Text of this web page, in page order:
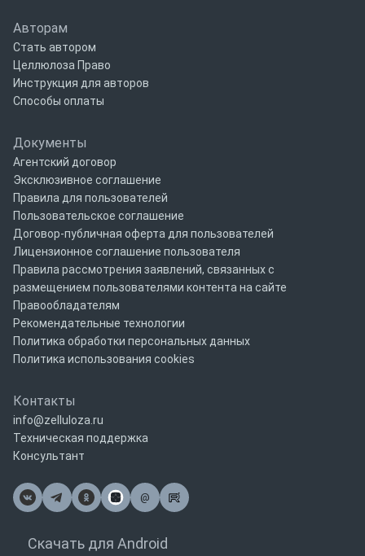
Авторам
Стать автором
Целлюлоза Право
Инструкция для авторов
Способы оплаты
Документы
Агентский договор
Эксклюзивное соглашение
Правила для пользователей
Пользовательское соглашение
Договор-публичная оферта для пользователей
Лицензионное соглашение пользователя
Правила рассмотрения заявлений, связанных с
размещением пользователями контента на сайте
Правообладателям
Рекомендательные технологии
Политика обработки персональных данных
Политика использования cookies
Контакты
info@zelluloza.ru
Техническая поддержка
Консультант
@
Почта
Скачать для Android